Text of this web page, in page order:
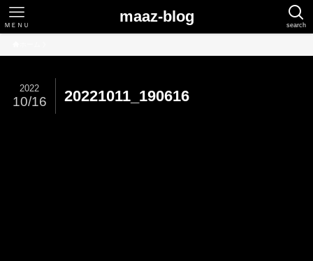
maaz-blog search
ＭＥＮＵ
20221011_190616
2022
10/16